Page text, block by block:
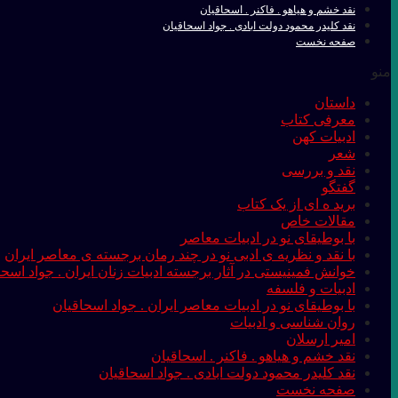
نقد خشم و هیاهو . فاکنر . اسحاقیان
نقد کلیدر محمود دولت ابادی . جواد اسحاقیان
صفحه نخست
منو
داستان
معرفی کتاب
ادبیات کهن
شعر
نقد و بررسی
گفتگو
برید ه ای از یک کتاب
مقالات خاص
با بوطیقای نو در ادبیات معاصر
با نقد و نظریه ی ادبی نو در چند رمان برجسته ی معاصر ایران
خوانش فمینیستی در آثار برجسته ادبیات زنان ایران . جواد
ادبیات و فلسفه
با بوطیقای نو در ادبیات معاصر ایران . جواد اسحاقیان
روان شناسی و ادبیات
امیر ارسلان
نقد خشم و هیاهو . فاکنر . اسحاقیان
نقد کلیدر محمود دولت ابادی . جواد اسحاقیان
صفحه نخست